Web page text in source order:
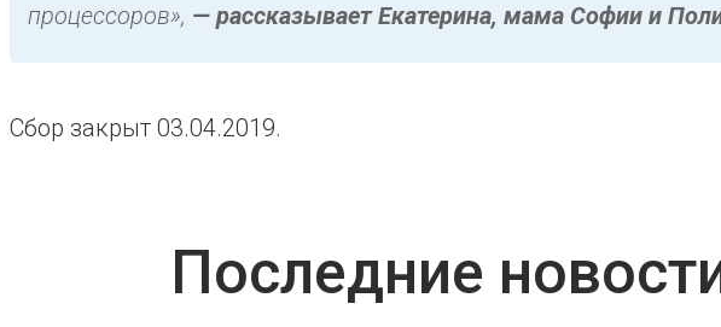
процессоров», — рассказывает Екатерина, мама Софии и
Сбор закрыт 03.04.2019.
Последние